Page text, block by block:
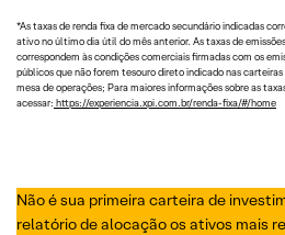
*As taxas de renda fixa de mercado secundário indicadas
ativo no último dia útil do mês anterior. As taxas de
correspondem às condições comerciais firmadas com os
públicos que não forem tesouro direto indicado nas
mesa de operações; Para maiores informações sobre as
acessar: https://experiencia.xpi.com.br/renda-fixa/#/home
Não é sua primeira carteira de
relatório de alocação os ativos mais